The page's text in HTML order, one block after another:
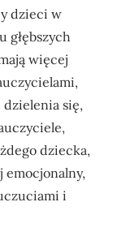
dzieci w
głębszych
więcej
dzielenia się,
dziecka,
emocjonalny,
i